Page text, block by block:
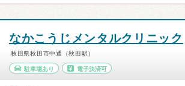
なかこうじメンタルクリニック
秋田県秋田市中通（秋田駅）
駐車場あり 電子決済可